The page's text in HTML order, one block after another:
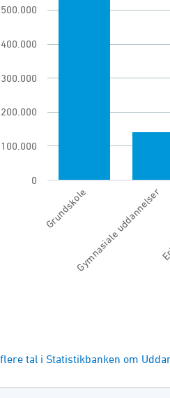
chart has 1 Y axis
GrundskoleGymnasiale uddannelser
0
100.000
200.000
300.000
400.000
500.000
of interactive chart.
tal i Statistikbanken om